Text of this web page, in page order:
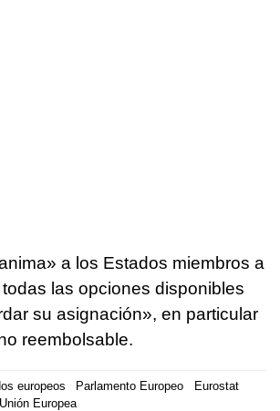
a los Estados miembros a
las opciones disponibles
su asignación», en particular
reembolsable.
europeos Parlamento Europeo
Eurostat
Unión Europea